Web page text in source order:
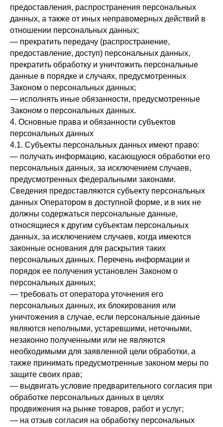
предоставления, распространения персональных
данных, а также от иных неправомерных действий в
отношении персональных данных;
— прекратить передачу (распространение,
предоставление, доступ) персональных данных,
прекратить обработку и уничтожить персональные
данные в порядке и случаях, предусмотренных
Законом о персональных данных;
— исполнять иные обязанности, предусмотренные
Законом о персональных данных.
4. Основные права и обязанности субъектов
персональных данных
4.1. Субъекты персональных данных имеют право:
— получать информацию, касающуюся обработки его
персональных данных, за исключением случаев,
предусмотренных федеральными законами.
Сведения предоставляются субъекту персональных
данных Оператором в доступной форме, и в них не
должны содержаться персональные данные,
относящиеся к другим субъектам персональных
данных, за исключением случаев, когда имеются
законные основания для раскрытия таких
персональных данных. Перечень информации и
порядок ее получения установлен Законом о
персональных данных;
— требовать от оператора уточнения его
персональных данных, их блокирования или
уничтожения в случае, если персональные данные
являются неполными, устаревшими, неточными,
незаконно полученными или не являются
необходимыми для заявленной цели обработки, а
также принимать предусмотренные законом меры по
защите своих прав;
— выдвигать условие предварительного согласия при
обработке персональных данных в целях
продвижения на рынке товаров, работ и услуг;
— на отзыв согласия на обработку персональных